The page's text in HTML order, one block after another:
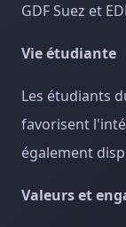
GDF Suez et
Vie étudiante
Les étudiants
favorisent
également
Valeurs et